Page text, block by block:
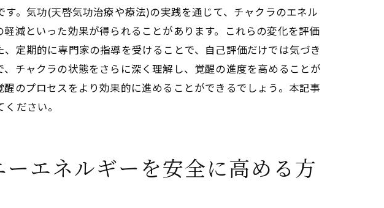
や療法)の役割
ステップ
ダリニーの高め方とともに得られる人生の変化
。気功(天啓気功治療や療法)の実践を通じて、チャクラのエネル
減といった効果が得られることがあります。これらの変化を評価
定期的に専門家の指導を受けることで、自己評価だけでは気づき
チャクラの状態をさらに深く理解し、覚醒の進度を高めることが
のプロセスをより効果的に進めることができるでしょう。本記事
ださい。
エネルギーを安全に高める方